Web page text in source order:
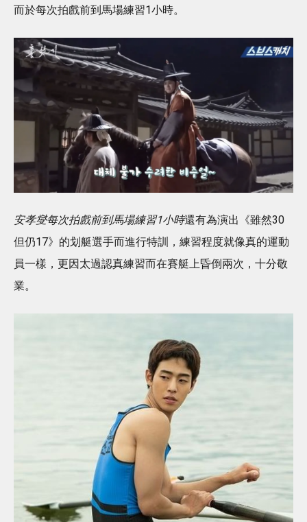
而於每次拍戲前到馬場練習1小時。
安孝燮每次拍戲前到馬場練習1小時還有為演出《雖然30
但仍17》的划艇選手而進行特訓，練習程度就像真的運動
員一樣，更因太過認真練習而在賽艇上昏倒兩次，十分敬
業。